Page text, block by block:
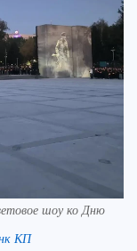
шоу ко Дню
КП